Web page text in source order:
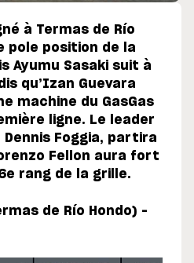
à Termas de Río
pole position de la
Ayumu Sasaki suit à
qu’Izan Guevara
machine du GasGas
ligne. Le leader
Dennis Foggia, partira
Fellon aura fort
rang de la grille.
de Río Hondo) –